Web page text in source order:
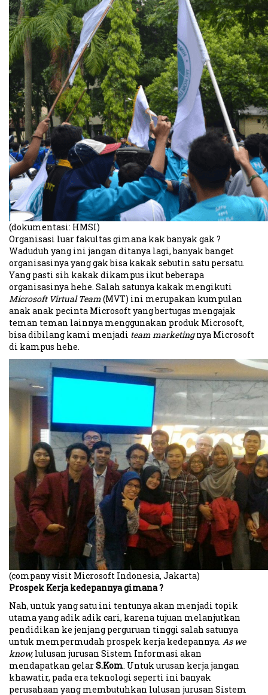
(dokumentasi: HMSI)
Organisasi luar fakultas gimana kak banyak gak ?
Waduduh yang ini jangan ditanya lagi, banyak banget
organisasinya yang gak bisa kakak sebutin satu persatu.
Yang pasti sih kakak dikampus ikut beberapa
organisasinya hehe. Salah satunya kakak mengikuti
Microsoft Virtual Team(MVT) ini merupakan kumpulan
anak anak pecinta Microsoft yang bertugas mengajak
teman teman lainnya menggunakan produk Microsoft,
bisa dibilang kami menjadi team marketingnya Microsoft
di kampus hehe.
(company visit Microsoft Indonesia, Jakarta)
Prospek Kerja kedepannya gimana ?
Nah, untuk yang satu ini tentunya akan menjadi topik
utama yang adik adik cari, karena tujuan melanjutkan
pendidikan ke jenjang perguruan tinggi salah satunya
untuk mempermudah prospek kerja kedepannya. As we
know, lulusan jurusan Sistem Informasi akan
mendapatkan gelarS.Kom. Untuk urusan kerja jangan
khawatir, pada era teknologi seperti ini banyak
perusahaan yang membutuhkan lulusan jurusan Sistem